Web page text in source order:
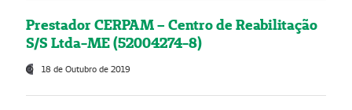
Prestador CERPAM – Centro de Reabilitação
S/S Ltda-ME (52004274-8)
18 de Outubro de 2019